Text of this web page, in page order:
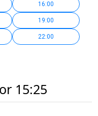
16:00
19:00
22:00
15:25